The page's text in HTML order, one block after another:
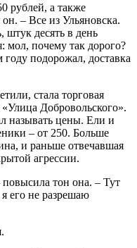
рублей, а также
– Все из Ульяновска.
десять в день
почему так дорого?
подорожал, доставка
стала торговая
Добровольского».
называть цены. Ели и
– от 250. Больше
и раньше отвечавшая
агрессии.
тон она. – Тут
его не разрешаю